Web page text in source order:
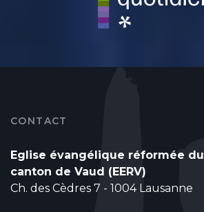
CONTACT
Eglise évangélique réformée du
canton de Vaud (EERV)
Ch. des Cèdres 7 - 1004 Lausanne